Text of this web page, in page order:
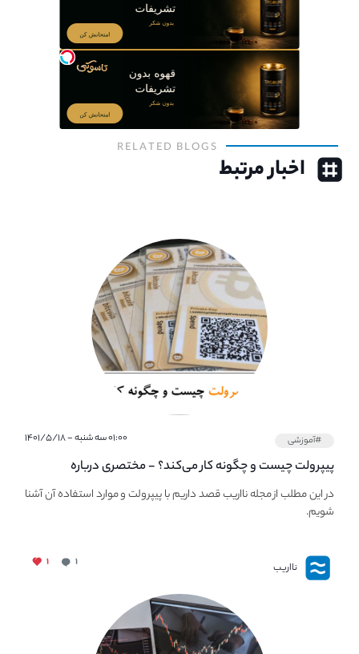
RELATED BLOGS
اخبار مرتبط
#آموزشی ۰۱:۰۰ سه شنبه - ۱۴۰۱/۵/۱۸
پیپر‌ولت چیست و چگونه کار می‌کند؟ - مختصری درباره
PaperWallet
در این مطلب از مجله نااریب قصد داریم با پیپر‌ولت و موارد استفاده آن آشنا
شویم.
نااریب ۱ ۱